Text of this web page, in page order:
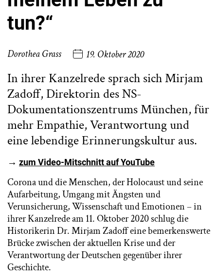
tun?“
Dorothea Grass 19. Oktober 2020
In ihrer Kanzelrede sprach sich Mirjam
Zadoff, Direktorin des NS-
Dokumentationszentrums München, für
mehr Empathie, Verantwortung und
eine lebendige Erinnerungskultur aus.
→ zum Video-Mitschnitt auf YouTube
Corona und die Menschen, der Holocaust und seine
Aufarbeitung, Umgang mit Ängsten und
Verunsicherung, Wissenschaft und Emotionen – in
ihrer Kanzelrede am 11. Oktober 2020 schlug die
Historikerin Dr. Mirjam Zadoff eine bemerkenswerte
Brücke zwischen der aktuellen Krise und der
Verantwortung der Deutschen gegenüber ihrer
Geschichte.